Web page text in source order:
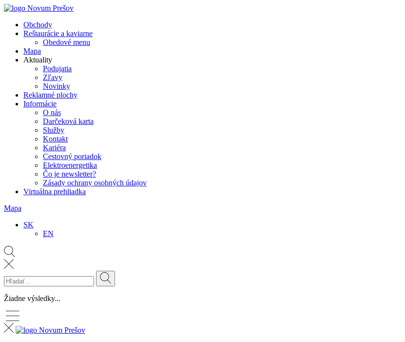
Obchody
Reštaurácie a kaviarne
Obedové menu
Mapa
Aktuality
Podujatia
Zľavy
Novinky
Reklamné plochy
Informácie
O nás
Darčeková karta
Služby
Kontakt
Kariéra
Cestovný poriadok
Elektroenergetika
Čo je newsletter?
Zásady ochrany osobných údajov
Virtuálna prehliadka
Mapa
SK
EN
Žiadne výsledky...